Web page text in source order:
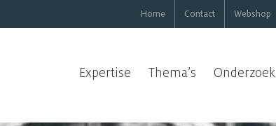
Home Contact Webshop
Expertise Thema’s Onderzoek